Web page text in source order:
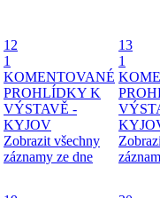
12
1
KOMENTOVANÉ
PROHLÍDKY K
VÝSTAVĚ -
KYJOV
Zobrazit všechny
záznamy ze dne
13
1